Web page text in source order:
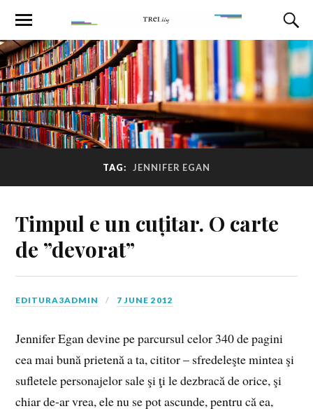
TAG: JENNIFER EGAN
Timpul e un cuțitar. O carte
de ”devorat”
EDITURA3ADMIN 7 JUNE 2012
Jennifer Egan devine pe parcursul celor 340 de pagini
cea mai bună prietenă a ta, cititor – sfredeleşte mintea şi
sufletele personajelor sale şi ţi le dezbracă de orice, şi
chiar de-ar vrea, ele nu se pot ascunde, pentru că ea,